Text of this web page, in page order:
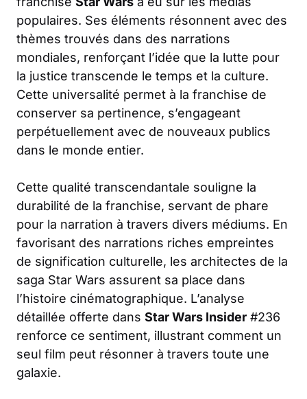
populaires. Ses éléments résonnent avec des
thèmes trouvés dans des narrations
mondiales, renforçant l’idée que la lutte pour
la justice transcende le temps et la culture.
Cette universalité permet à la franchise de
conserver sa pertinence, s’engageant
perpétuellement avec de nouveaux publics
dans le monde entier.
Cette qualité transcendantale souligne la
durabilité de la franchise, servant de phare
pour la narration à travers divers médiums. En
favorisant des narrations riches empreintes
de signification culturelle, les architectes de la
saga Star Wars assurent sa place dans
l’histoire cinématographique. L’analyse
détaillée offerte dans Star Wars Insider #236
renforce ce sentiment, illustrant comment un
seul film peut résonner à travers toute une
galaxie.